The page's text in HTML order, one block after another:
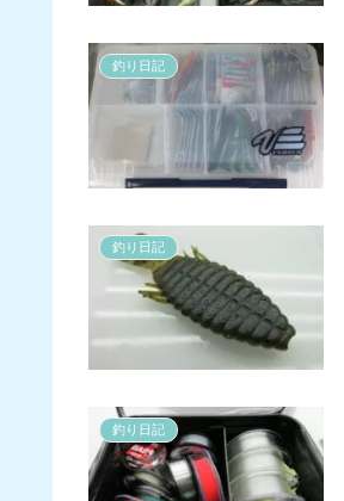
釣り日記
釣り日記
釣り日記